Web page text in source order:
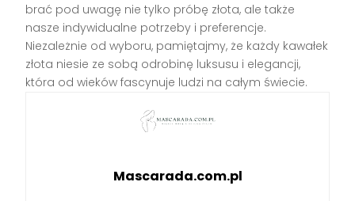
brać pod uwagę nie tylko próbę złota, ale także
nasze indywidualne potrzeby i preferencje.
Niezależnie od wyboru, pamiętajmy, że każdy kawałek
złota niesie ze sobą odrobinę luksusu i elegancji,
która od wieków fascynuje ludzi na całym świecie.
Mascarada.com.pl